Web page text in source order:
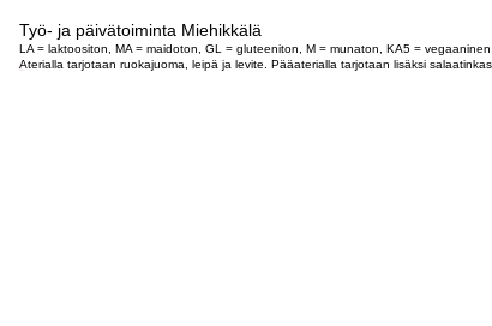
Työ- ja päivätoiminta Miehikkälä
LA = laktoositon, MA = maidoton, GL = gluteeniton, M = munaton, KA5 = vegaaninen,
Aterialla tarjotaan ruokajuoma, leipä ja levite. Pääaterialla tarjotaan lisäksi